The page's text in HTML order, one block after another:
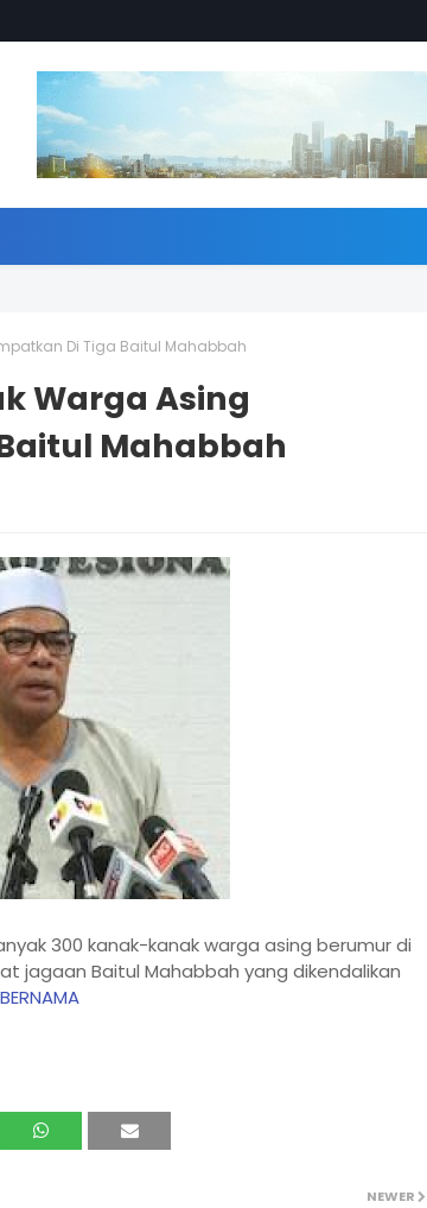
Di Tiga Baitul Mahabbah
Warga Asing
Mahabbah
300 kanak-kanak warga asing berumur di
jagaan Baitul Mahabbah yang dikendalikan
BERNAMA
NEWER